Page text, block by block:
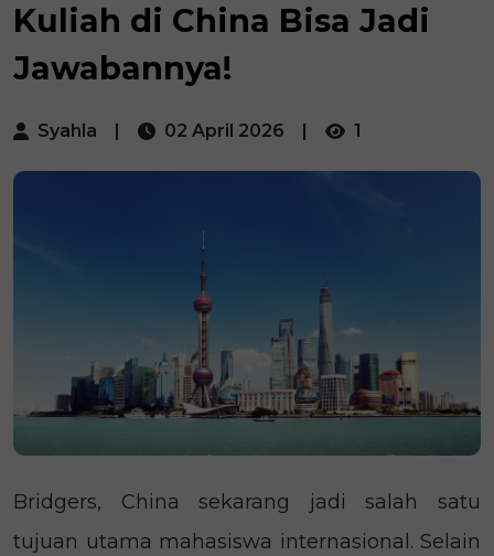
Kuliah di China Bisa Jadi
Jawabannya!
Syahla | 02 April 2026 | 1
Bridgers, China sekarang jadi salah satu
tujuan utama mahasiswa internasional. Selain